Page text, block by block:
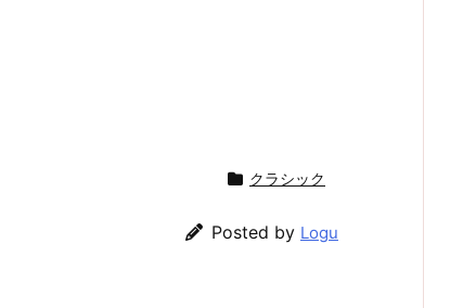
クラシック
Posted by Logu